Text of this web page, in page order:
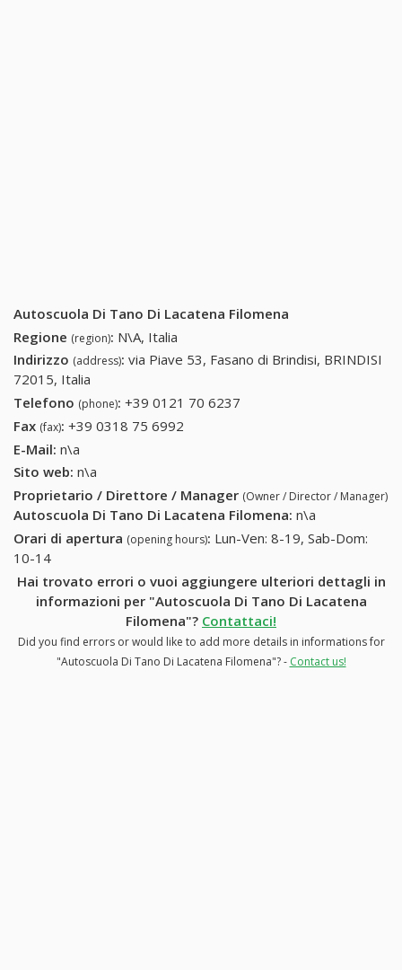
Autoscuola Di Tano Di Lacatena Filomena
Regione (region): N\A, Italia
Indirizzo (address): via Piave 53, Fasano di Brindisi, BRINDISI
72015, Italia
Telefono (phone): +39 0121 70 6237
Fax (fax): +39 0318 75 6992
E-Mail: n\a
Sito web: n\a
Proprietario / Direttore / Manager (Owner / Director / Manager)
Autoscuola Di Tano Di Lacatena Filomena: n\a
Orari di apertura (opening hours): Lun-Ven: 8-19, Sab-Dom:
10-14
Hai trovato errori o vuoi aggiungere ulteriori dettagli in
informazioni per "Autoscuola Di Tano Di Lacatena
Filomena"? Contattaci!
Did you find errors or would like to add more details in informations for
"Autoscuola Di Tano Di Lacatena Filomena"? - Contact us!